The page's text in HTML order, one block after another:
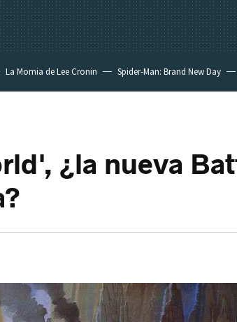
La Momia de Lee Cronin Spider-Man: Brand New Day
¿la nueva